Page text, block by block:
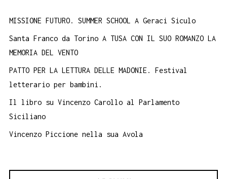
MISSIONE FUTURO. SUMMER SCHOOL A Geraci Siculo
Santa Franco da Torino A TUSA CON IL SUO ROMANZO LA
MEMORIA DEL VENTO
PATTO PER LA LETTURA DELLE MADONIE. Festival
letterario per bambini.
Il libro su Vincenzo Carollo al Parlamento
Siciliano
Vincenzo Piccione nella sua Avola